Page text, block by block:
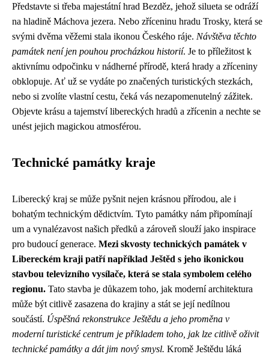
Představte si třeba majestátní hrad Bezděz, jehož silueta se odráží
na hladině Máchova jezera. Nebo zříceninu hradu Trosky, která se
svými dvěma věžemi stala ikonou Českého ráje. Návštěva těchto
památek není jen pouhou procházkou historií. Je to příležitost k
aktivnímu odpočinku v nádherné přírodě, která hrady a zříceniny
obklopuje. Ať už se vydáte po značených turistických stezkách,
nebo si zvolíte vlastní cestu, čeká vás nezapomenutelný zážitek.
Objevte krásu a tajemství libereckých hradů a zřícenin a nechte se
unést jejich magickou atmosférou.
Technické památky kraje
Liberecký kraj se může pyšnit nejen krásnou přírodou, ale i
bohatým technickým dědictvím. Tyto památky nám připomínají
um a vynalézavost našich předků a zároveň slouží jako inspirace
pro budoucí generace. Mezi skvosty technických památek v
Libereckém kraji patří například Ještěd s jeho ikonickou
stavbou televizního vysílače, která se stala symbolem celého
regionu. Tato stavba je důkazem toho, jak moderní architektura
může být citlivě zasazena do krajiny a stát se její nedílnou
součástí. Úspěšná rekonstrukce Ještědu a jeho proměna v
moderní turistické centrum je příkladem toho, jak lze citlivě oživit
technické památky a dát jim nový smysl. Kromě Ještědu láká